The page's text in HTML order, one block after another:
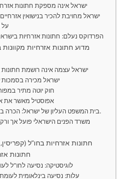
👉 ישראל אינה מספקת חתונות
על
✔3. הפרדוקס נעלם: חתונות אזרחיות
✔ 1. ישראל עצמה אינה רושמת חתונות
✔ 2. ישראל מכירה בסמכות
✔ 3. חוק יוטה מתיר
✔ 4. אפוסטיל מאשר את
✔ 6. משרד הפנים הישראלי פועל אך ורק
חתונות
✔ 1. לוגיסטיקה: נסיעה לחו”ל
עלות: נסיעה בינלאומית לעומת